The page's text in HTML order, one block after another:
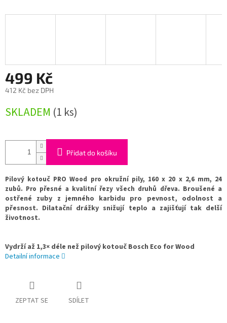
499 Kč
412 Kč bez DPH
cena:
SKLADEM (1 ks)
Přidat do košíku
Pilový kotouč PRO Wood pro okružní pily, 160 x 20 x 2,6 mm, 24
zubů. Pro přesné a kvalitní řezy všech druhů dřeva. Broušené a
ostřené zuby z jemného karbidu pro pevnost, odolnost a
přesnost. Dilatační drážky snižují teplo a zajišťují tak delší
životnost.
Vydrží až 1,3× déle než pilový kotouč Bosch Eco for Wood
Detailní informace
ZEPTAT SE SDÍLET